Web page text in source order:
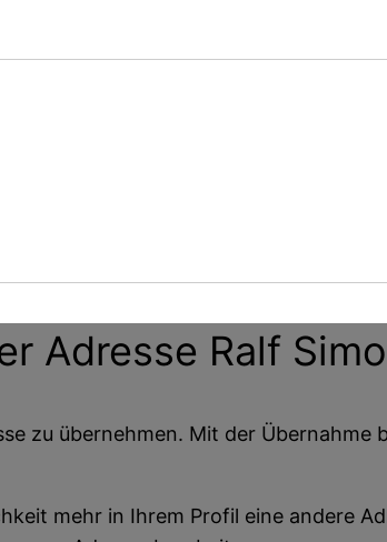
Adresse Ralf
zu übernehmen. Mit der
mehr in Ihrem Profil eine andere